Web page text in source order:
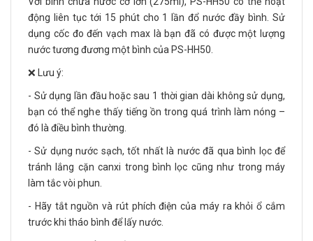
động liên tục tới 15 phút cho 1 lần đổ nước đầy bình. Sử
dụng cốc đo đến vạch max là bạn đã có được một lượng
nước tương đương một bình của PS-HH50.
❌ Lưu ý:
- Sử dụng lần đầu hoặc sau 1 thời gian dài không sử dụng,
bạn có thể nghe thấy tiếng ồn trong quá trình làm nóng –
đó là điều bình thường.
- Sử dụng nước sạch, tốt nhất là nước đã qua bình lọc để
tránh lắng cặn canxi trong bình lọc cũng như trong máy
làm tắc vòi phun.
- Hãy tắt nguồn và rút phích điện của máy ra khỏi ổ cắm
trước khi tháo bình để lấy nước.